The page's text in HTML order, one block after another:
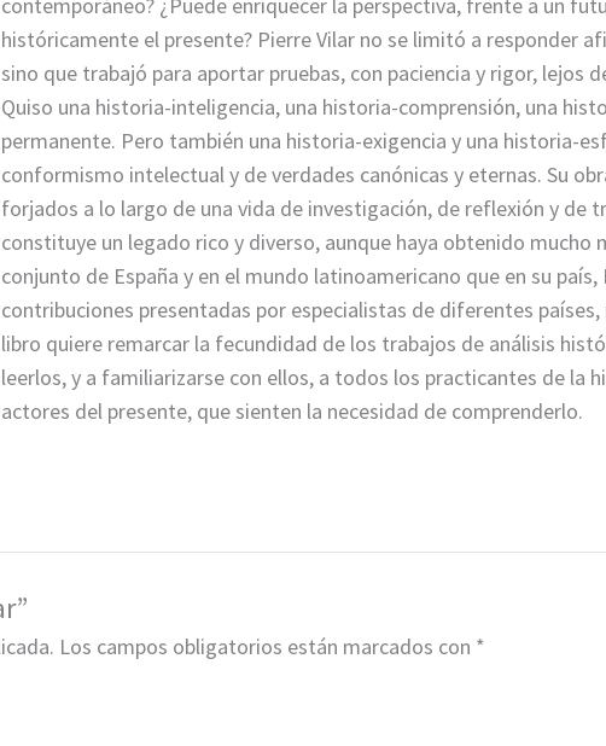
históricamente el presente? Pierre Vilar no se limitó a responder
sino que trabajó para aportar pruebas, con paciencia y rigor, lejos
Quiso una historia-inteligencia, una historia-comprensión, una
permanente. Pero también una historia-exigencia y una historia-
conformismo intelectual y de verdades canónicas y eternas. Su
forjados a lo largo de una vida de investigación, de reflexión y de
constituye un legado rico y diverso, aunque haya obtenido mucho
conjunto de España y en el mundo latinoamericano que en su
contribuciones presentadas por especialistas de diferentes
libro quiere remarcar la fecundidad de los trabajos de análisis
leerlos, y a familiarizarse con ellos, a todos los practicantes de la
actores del presente, que sienten la necesidad de comprenderlo.
Los campos obligatorios están marcados con *